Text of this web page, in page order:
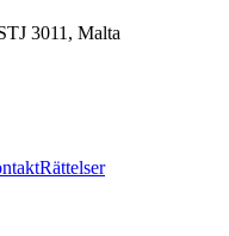
3011, Malta
Rättelser